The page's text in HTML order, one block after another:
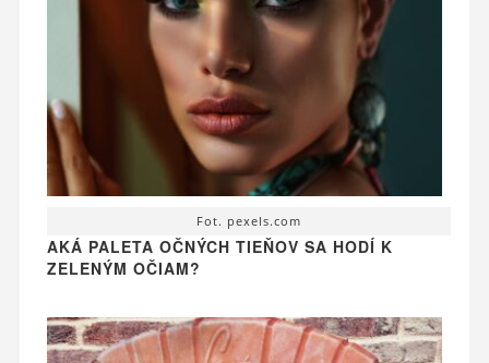
Fot. pexels.com
AKÁ PALETA OČNÝCH TIEŇOV SA HODÍ K
ZELENÝM OČIAM?